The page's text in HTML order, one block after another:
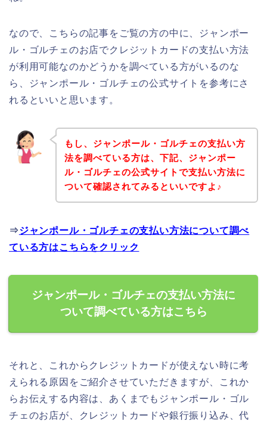
なので、こちらの記事をご覧の方の中に、ジャンポー
ル・ゴルチェのお店でクレジットカードの支払い方法
が利用可能なのかどうかを調べている方がいるのな
ら、ジャンポール・ゴルチェの公式サイトを参考にさ
れるといいと思います。
もし、ジャンポール・ゴルチェの支払い方
法を調べている方は、下記、ジャンポー
ル・ゴルチェの公式サイトで支払い方法に
ついて確認されてみるといいですよ♪
⇒ジャンポール・ゴルチェの支払い方法について調べ
ている方はこちらをクリック
ジャンポール・ゴルチェの支払い方法に
ついて調べている方はこちら
それと、これからクレジットカードが使えない時に考
えられる原因をご紹介させていただきますが、これか
らお伝えする内容は、あくまでもジャンポール・ゴル
チェのお店が、クレジットカードや銀行振り込み、代